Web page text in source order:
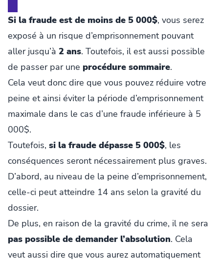
Si la fraude est de moins de 5 000$, vous serez
exposé à un risque d’emprisonnement pouvant
aller jusqu’à 2 ans. Toutefois, il est aussi possible
de passer par une procédure sommaire.
Cela veut donc dire que vous pouvez réduire votre
peine et ainsi éviter la période d’emprisonnement
maximale dans le cas d’une fraude inférieure à 5
000$.
Toutefois, si la fraude dépasse 5 000$, les
conséquences seront nécessairement plus graves.
D’abord, au niveau de la peine d’emprisonnement,
celle-ci peut atteindre 14 ans selon la gravité du
dossier.
De plus, en raison de la gravité du crime, il ne sera
pas possible de demander l’absolution. Cela
veut aussi dire que vous aurez automatiquement